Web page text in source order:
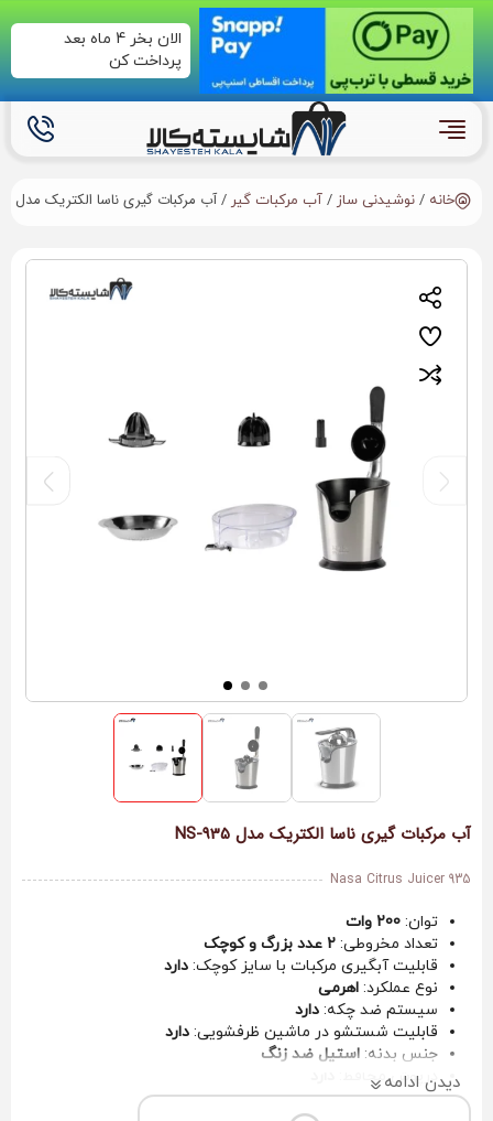
الان بخر 4 ماه بعد
پرداخت کن
خانه / نوشیدنی ساز / آب مرکبات گیر / آب مرکبات گیری ناسا الکتریک مدل NS-935
آب مرکبات گیری ناسا الکتریک مدل NS-935
Nasa Citrus Juicer 935
توان: 200 وات
تعداد مخروطی: 2 عدد بزرگ و کوچک
قابلیت آبگیری مرکبات با سایز کوچک: دارد
نوع عملکرد: اهرمی
سیستم ضد چکه: دارد
قابلیت شستشو در ماشین ظرفشویی: دارد
جنس بدنه: استیل ضد زنگ
درپوش محافظ:
دیدن ادامه